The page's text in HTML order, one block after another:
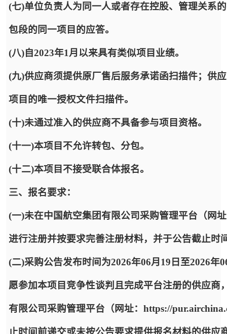
(七)单位负责人为同一人或者存在控股、管理关系
包段的同一项目的应答。
(八)自2023年1月以来具有类似项目业绩。
(九)供应商须提供原厂售后服务承诺函扫描件；供
项目的唯一授权文件扫描件。
(十)未通过准入的供应商不具备参与项目资格。
(十一)本项目不允许转包、分包。
(十二)本项目不接受联合体报名。
三、报名要求：
(一)未在中国航空集团有限公司采购管理平台（网
进行注册并按要求完善注册材料，并于公告截止时
(二)采购公告发布时间为2026年06月19日至2026
愿参加本项目竞争性谈判且完成平台注册的供应
有限公司采购管理平台（网址：https://
止时间前递交或未按公告要求提供报名材料的供